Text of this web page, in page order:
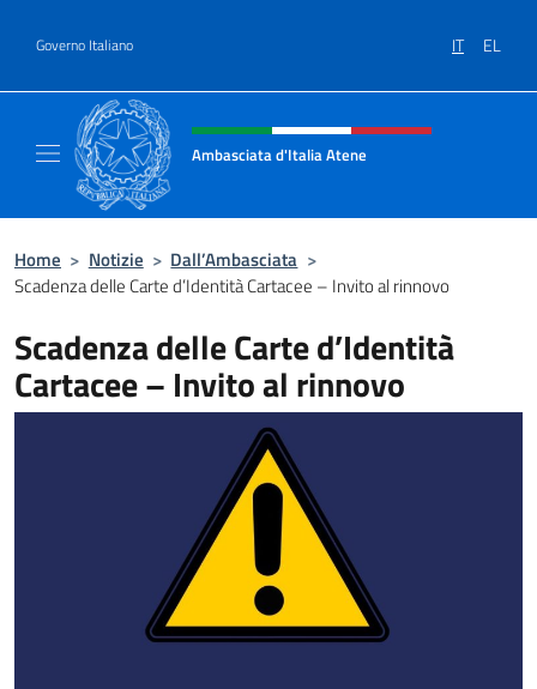
Governo Italiano IT EL
Intestazione sito, social e menù
Ambasciata d'Italia Atene
Home > Notizie > Dall’Ambasciata >
Scadenza delle Carte d’Identità Cartacee – Invito al rinnovo
Scadenza delle Carte d’Identità
Cartacee – Invito al rinnovo